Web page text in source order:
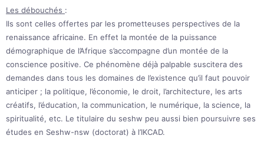
Les débouchés :
Ils sont celles offertes par les prometteuses perspectives de la
renaissance africaine. En effet la montée de la puissance
démographique de l’Afrique s’accompagne d’un montée de la
conscience positive. Ce phénomène déjà palpable suscitera des
demandes dans tous les domaines de l’existence qu’il faut pouvoir
anticiper ; la politique, l’économie, le droit, l’architecture, les arts
créatifs, l’éducation, la communication, le numérique, la science, la
spiritualité, etc. Le titulaire du seshw peu aussi bien poursuivre ses
études en Seshw-nsw (doctorat) à l’IKCAD.